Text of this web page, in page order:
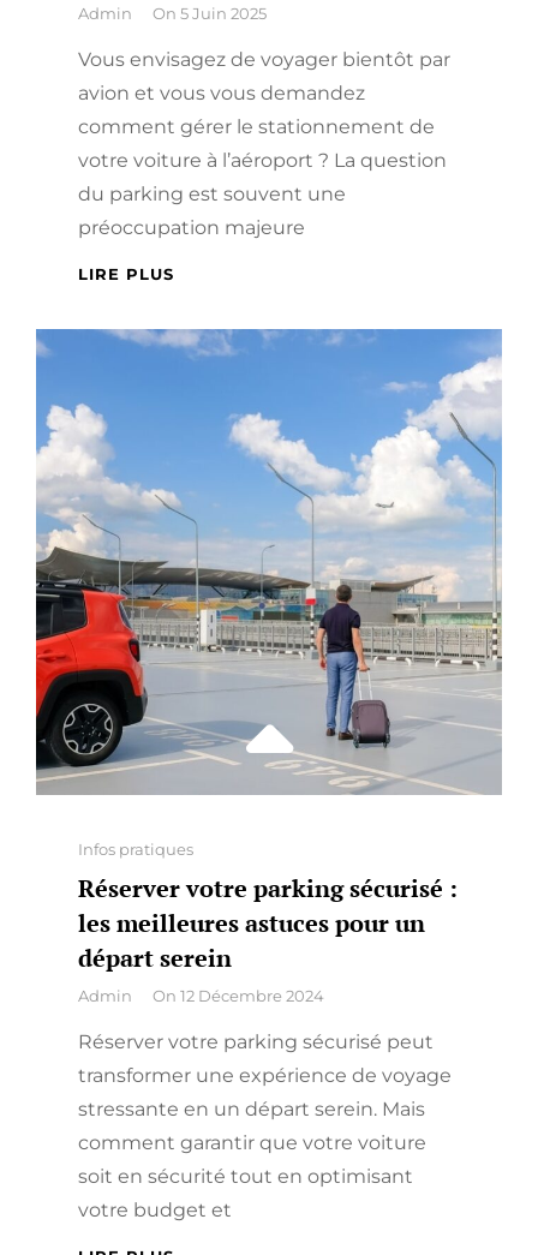
By
Admin On 5 Juin 2025
Vous envisagez de voyager bientôt par
avion et vous vous demandez
comment gérer le stationnement de
votre voiture à l’aéroport ? La question
du parking est souvent une
préoccupation majeure
LIRE PLUS
PARKINGS
TROUVER
MEILLEURE
OFFRE
Categories
Infos pratiques
Réserver votre parking sécurisé :
les meilleures astuces pour un
départ serein
By
Admin On 12 Décembre 2024
Réserver votre parking sécurisé peut
transformer une expérience de voyage
stressante en un départ serein. Mais
comment garantir que votre voiture
soit en sécurité tout en optimisant
votre budget et